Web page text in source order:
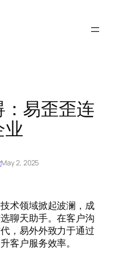
易歪歪连
业
May 2, 2025
术领域掀起波澜，成
聊天助手。在客户沟
，易外外致力于通过
客户服务效率。